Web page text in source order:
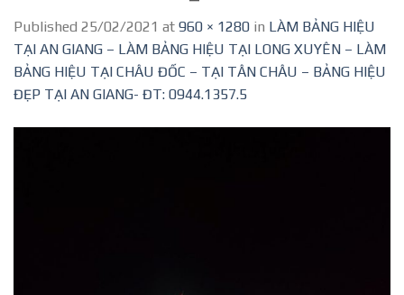
Published 25/02/2021 at 960 × 1280 in LÀM BẢNG HIỆU
TẠI AN GIANG – LÀM BẢNG HIỆU TẠI LONG XUYÊN – LÀM
BẢNG HIỆU TẠI CHÂU ĐỐC – TẠI TÂN CHÂU – BẢNG HIỆU
ĐẸP TẠI AN GIANG- ĐT: 0944.1357.5